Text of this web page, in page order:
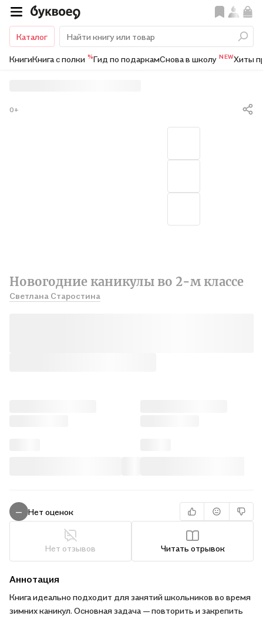
Каталог
КнигиКнига с полки %Гид по подаркамСнова в школу NEWХиты
Новогодние каникулы во 2-м классе
Светлана Старостина
0+
— Нет оценок
Нет отзывов Читать отрывок
Аннотация
Книга идеально подходит для занятий школьников во время
зимних каникул. Основная задача — повторить и закрепить